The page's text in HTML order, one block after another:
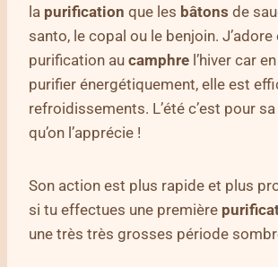
la purification que les bâtons de
santo, le copal ou le benjoin.
purification au camphre l’hiver car
purifier énergétiquement, elle est
refroidissements. L’été c’est pour
qu’on l’apprécie !
Son action est plus rapide et plus
si tu effectues une première
une très très grosses période